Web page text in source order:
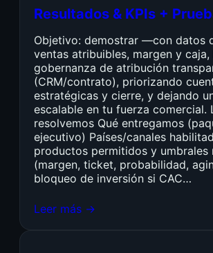
Resultados & KPIs +
Objetivo: demostrar —con datos
ventas atribuibles, margen y caja,
gobernanza de atribución
(CRM/contrato), priorizando
estratégicas y cierre, y dejando
escalable en tu fuerza comercial.
resolvemos Qué entregamos
ejecutivo) Países/canales
productos permitidos y umbrales
(margen, ticket, probabilidad,
bloqueo de inversión si CAC…
Leer más →